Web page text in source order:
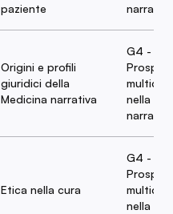
paziente
narrativa
Origini e profili
giuridici della
Medicina narrativa
G4 -
nella
narrativa
Etica nella cura
G4 -
nella